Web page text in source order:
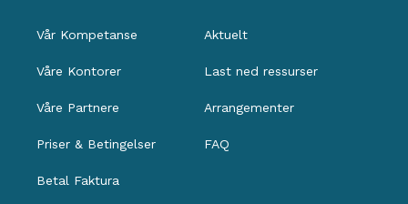
Vår Kompetanse
Våre Kontorer
Våre Partnere
Priser & Betingelser
Betal Faktura
Aktuelt
Last ned ressurser
Arrangementer
FAQ